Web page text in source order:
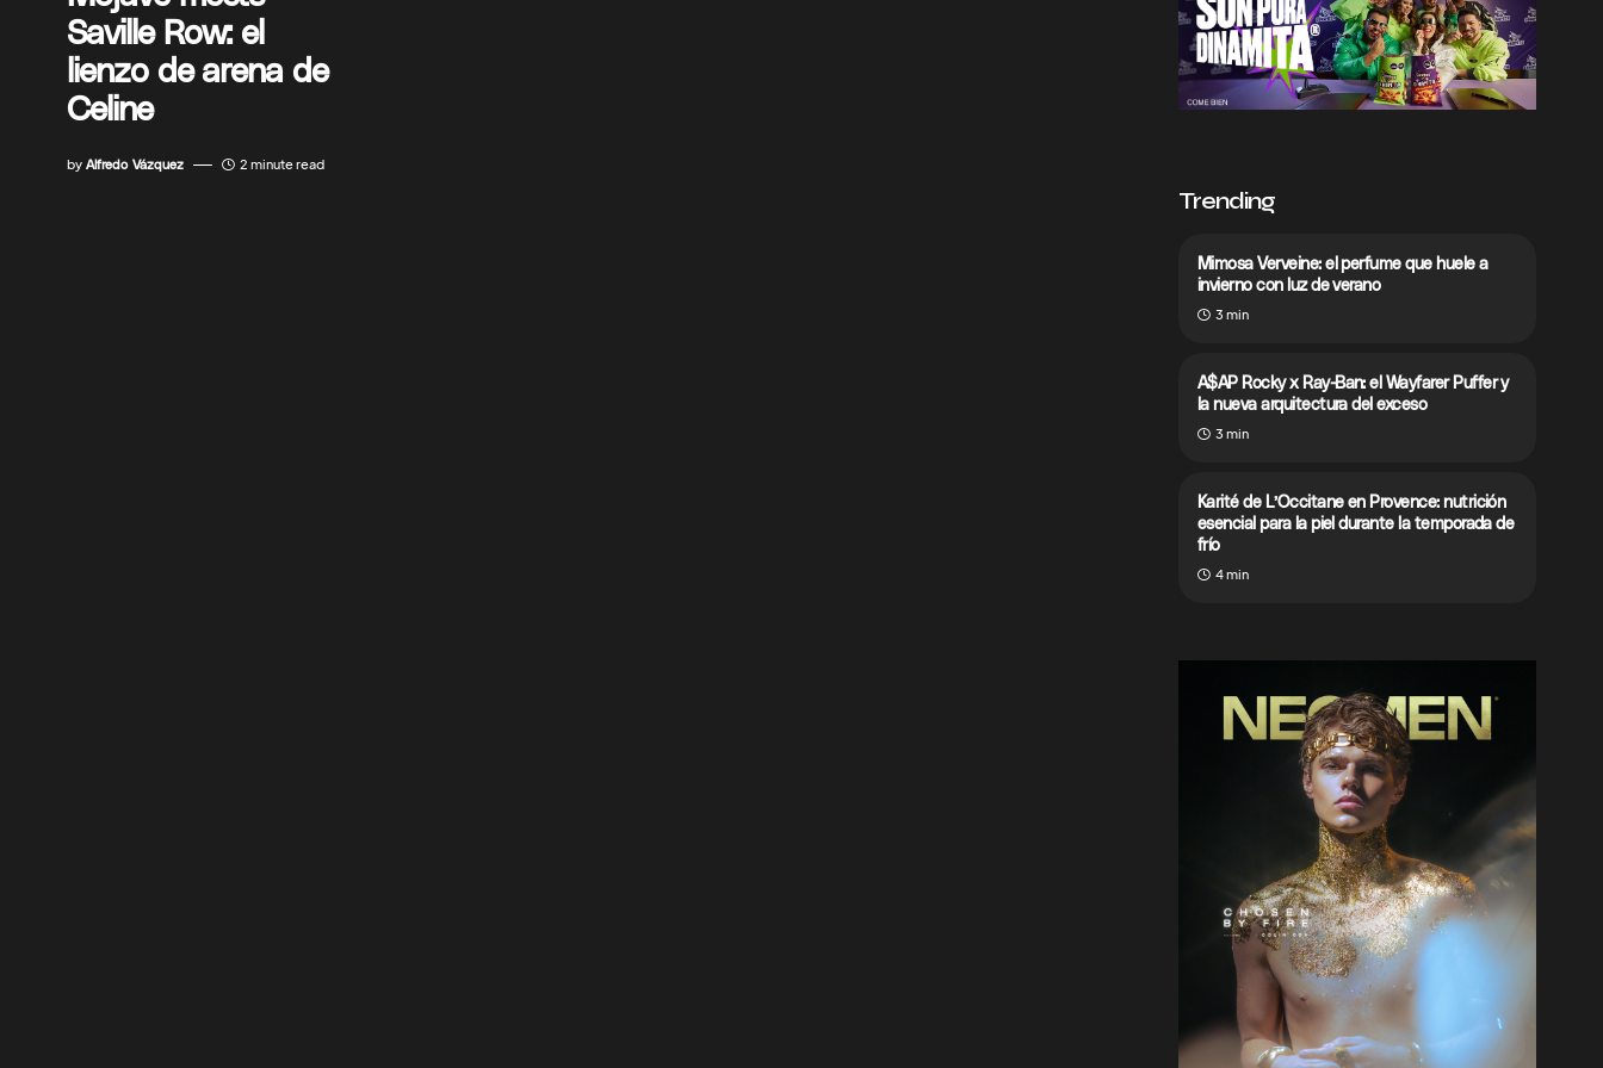
Saville Row: el
lienzo de arena de
Celine
by Alfredo Vázquez 2 minute read
Trending
Mimosa Verveine: el perfume que huele a
invierno con luz de verano
3 min
A$AP Rocky x Ray-Ban: el Wayfarer Puffer y
la nueva arquitectura del exceso
3 min
Karité de L’Occitane en Provence: nutrición
esencial para la piel durante la temporada de
frío
4 min